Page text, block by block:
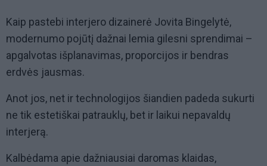
Kaip pastebi interjero dizainerė Jovita Bingelytė,
modernumo pojūtį dažnai lemia gilesni sprendimai –
apgalvotas išplanavimas, proporcijos ir bendras
erdvės jausmas.
Anot jos, net ir technologijos šiandien padeda sukurti
ne tik estetiškai patrauklų, bet ir laikui nepavaldų
interjerą.
Kalbėdama apie dažniausiai daromas klaidas,